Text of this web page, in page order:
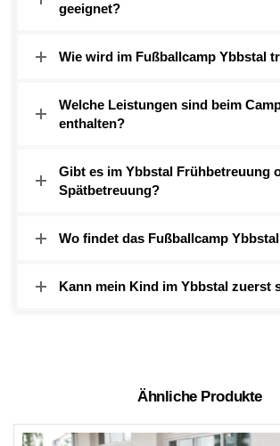
geeignet?
Wie wird im Fußballcamp Ybbstal
Welche Leistungen sind beim
enthalten?
Gibt es im Ybbstal Frühbetreuung
Spätbetreuung?
Wo findet das Fußballcamp
Kann mein Kind im Ybbstal zuerst
Ähnliche Produkte